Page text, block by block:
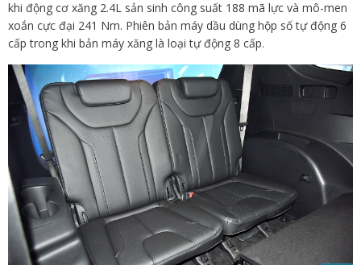
khi động cơ xăng 2.4L sản sinh công suất 188 mã lực và mô-men
xoắn cực đại 241 Nm. Phiên bản máy dầu dùng hộp số tự động 6
cấp trong khi bản máy xăng là loại tự động 8 cấp.